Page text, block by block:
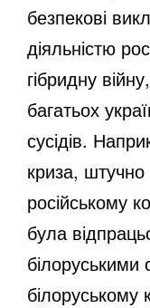
безпекові
діяльністю
гібридну
багатьох
сусідів.
криза,
російському
була